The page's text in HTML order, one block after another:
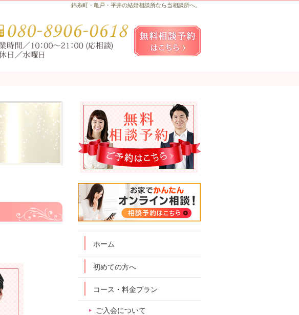
錦糸町・亀戸・平井の結婚相談所なら当相談所へ。
ホーム
初めての方へ
コース・料金プラン
ご入会について
お気軽にお問合せ・ご相談ください